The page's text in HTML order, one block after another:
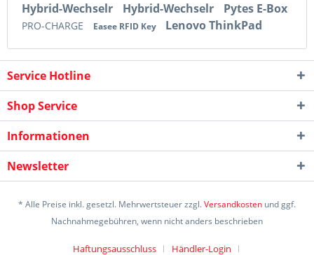
Hybrid-Wechselr Hybrid-Wechselr Pytes E-Box
PRO-CHARGE Easee RFID Key Lenovo ThinkPad
Service Hotline
Shop Service
Informationen
Newsletter
* Alle Preise inkl. gesetzl. Mehrwertsteuer zzgl.Versandkosten und ggf.
Nachnahmegebühren, wenn nicht anders beschrieben
Haftungsausschluss Händler-Login